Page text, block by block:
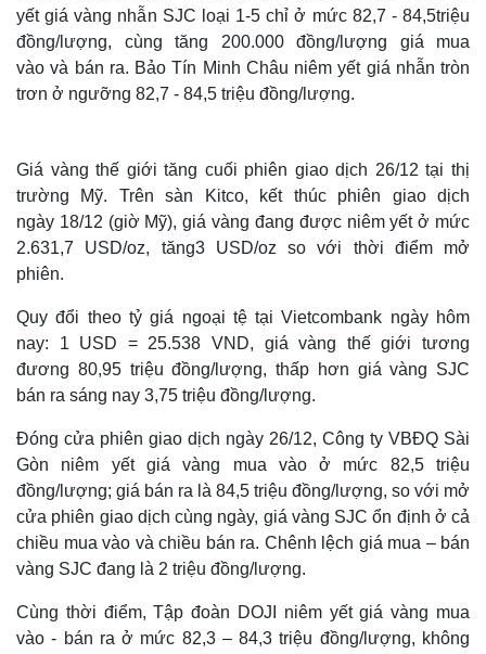
yết giá vàng nhẫn SJC loại 1-5 chỉ ở mức 82,7 - 84,5triệu
đồng/lượng, cùng tăng 200.000 đồng/lượng giá mua
vào và bán ra. Bảo Tín Minh Châu niêm yết giá nhẫn tròn
trơn ở ngưỡng 82,7 - 84,5 triệu đồng/lượng.
Giá vàng thế giới tăng cuối phiên giao dịch 26/12 tại thị
trường Mỹ. Trên sàn Kitco, kết thúc phiên giao dịch
ngày 18/12 (giờ Mỹ), giá vàng đang được niêm yết ở mức
2.631,7 USD/oz, tăng3 USD/oz so với thời điểm mở
phiên.
Quy đổi theo tỷ giá ngoại tệ tại Vietcombank ngày hôm
nay: 1 USD = 25.538 VND, giá vàng thế giới tương
đương 80,95 triệu đồng/lượng, thấp hơn giá vàng SJC
bán ra sáng nay 3,75 triệu đồng/lượng.
Đóng cửa phiên giao dịch ngày 26/12, Công ty VBĐQ Sài
Gòn niêm yết giá vàng mua vào ở mức 82,5 triệu
đồng/lượng; giá bán ra là 84,5 triệu đồng/lượng, so với mở
cửa phiên giao dịch cùng ngày, giá vàng SJC ổn định ở cả
chiều mua vào và chiều bán ra. Chênh lệch giá mua – bán
vàng SJC đang là 2 triệu đồng/lượng.
Cùng thời điểm, Tập đoàn DOJI niêm yết giá vàng mua
vào - bán ra ở mức 82,3 – 84,3 triệu đồng/lượng, không